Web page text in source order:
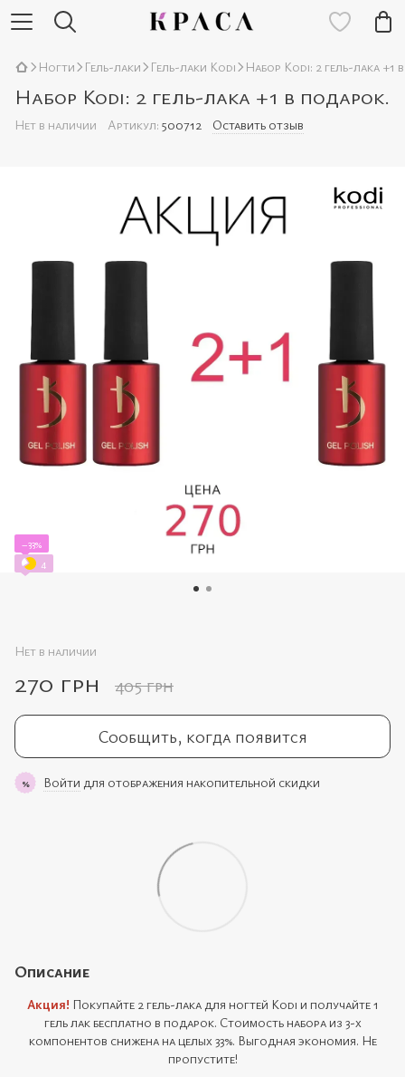
Ногти Гель-лаки Гель-лаки Kodi Набор Kodi: 2 гель-лака +1
Набор Kodi: 2 гель-лака +1 в подарок.
Нет в наличии Артикул: 500712 Оставить отзыв
−33%
4
Нет в наличии
270 грн 405 грн
Сообщить, когда появится
% Войти для отображения накопительной скидки
Описание
Акция! Покупайте 2 гель-лака для ногтей Kodi и получайте 1
гель лак бесплатно в подарок. Стоимость набора из 3-х
компонентов снижена на целых 33%. Выгодная экономия. Не
пропустите!